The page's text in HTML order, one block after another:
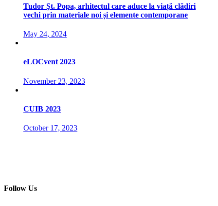
Tudor Șt. Popa, arhitectul care aduce la viață clădiri
vechi prin materiale noi și elemente contemporane
May 24, 2024
eLOCvent 2023
November 23, 2023
CUIB 2023
October 17, 2023
Follow Us